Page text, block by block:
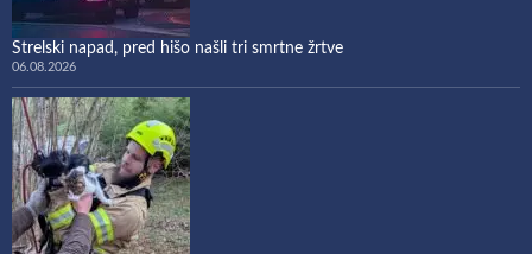
Strelski napad, pred hišo našli tri smrtne žrtve
06.08.2026